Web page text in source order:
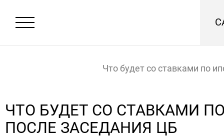
Что будет со ставками по
ЧТО БУДЕТ СО СТАВКАМИ
ПОСЛЕ ЗАСЕДАНИЯ ЦБ